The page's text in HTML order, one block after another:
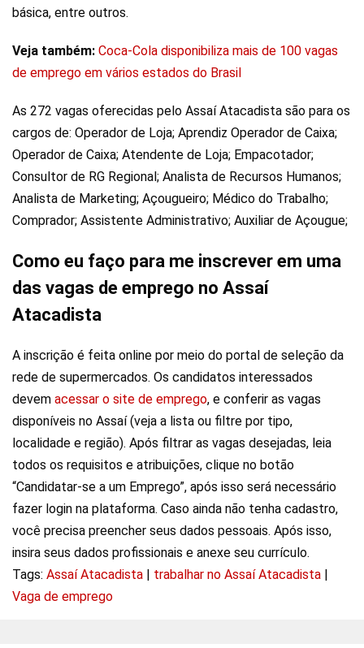
básica, entre outros.
Veja também: Coca-Cola disponibiliza mais de 100 vagas
de emprego em vários estados do Brasil
As 272 vagas oferecidas pelo Assaí Atacadista são para os
cargos de: Operador de Loja; Aprendiz Operador de Caixa;
Operador de Caixa; Atendente de Loja; Empacotador;
Consultor de RG Regional; Analista de Recursos Humanos;
Analista de Marketing; Açougueiro; Médico do Trabalho;
Comprador; Assistente Administrativo; Auxiliar de Açougue;
Como eu faço para me inscrever em uma
das vagas de emprego no Assaí
Atacadista
A inscrição é feita online por meio do portal de seleção da
rede de supermercados. Os candidatos interessados ​​
devem acessar o site de emprego, e conferir as vagas
disponíveis no Assaí (veja a lista ou filtre por tipo,
localidade e região). Após filtrar as vagas desejadas, leia
todos os requisitos e atribuições, clique no botão
“Candidatar-se a um Emprego”, após isso será necessário
fazer login na plataforma. Caso ainda não tenha cadastro,
você precisa preencher seus dados pessoais. Após isso,
insira seus dados profissionais e anexe seu currículo.
Tags: Assaí Atacadista trabalhar no Assaí Atacadista
Vaga de emprego